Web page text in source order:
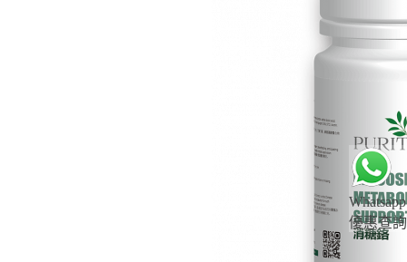
Whatsapp
優惠查詢